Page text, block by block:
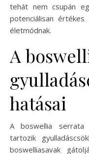
tehát nem csupán
potenciálisan
életmódnak.
A
hatásai
A boswellia serrata
tartozik
boswelliasavak